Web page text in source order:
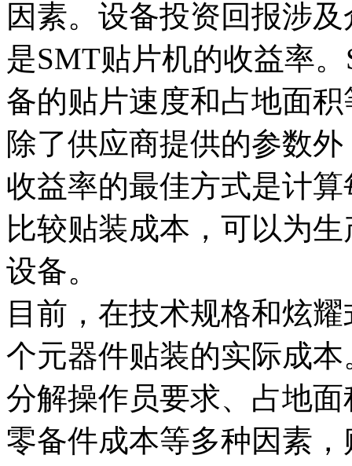
因素。设备投资回报涉
是SMT贴片机的收益率
备的贴片速度和占地面
除了供应商提供的参数
收益率的最佳方式是计
比较贴装成本，可以为
设备。
目前，在技术规格和炫
个元器件贴装的实际成
分解操作员要求、占地
零备件成本等多种因素